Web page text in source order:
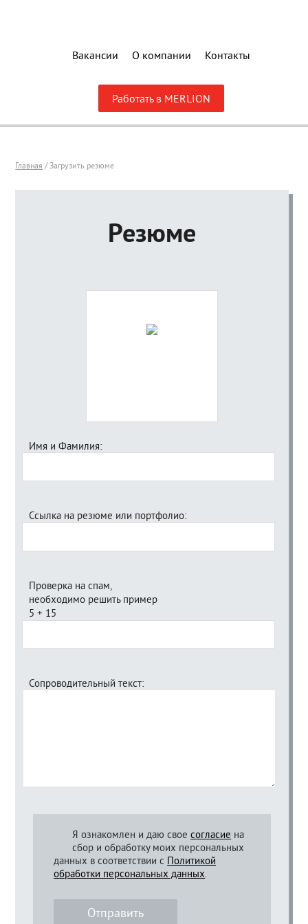
Вакансии О компании Контакты
Работать в MERLION
Главная / Загрузить резюме
Резюме
Имя и Фамилия:
Ссылка на резюме или портфолио:
Проверка на спам,
необходимо решить пример
5 + 15
Сопроводительный текст:
Я ознакомлен и даю своесогласие на
сбор и обработку моих персональных
данных в соответствии с Политикой
обработки персональных данных.
Отправить